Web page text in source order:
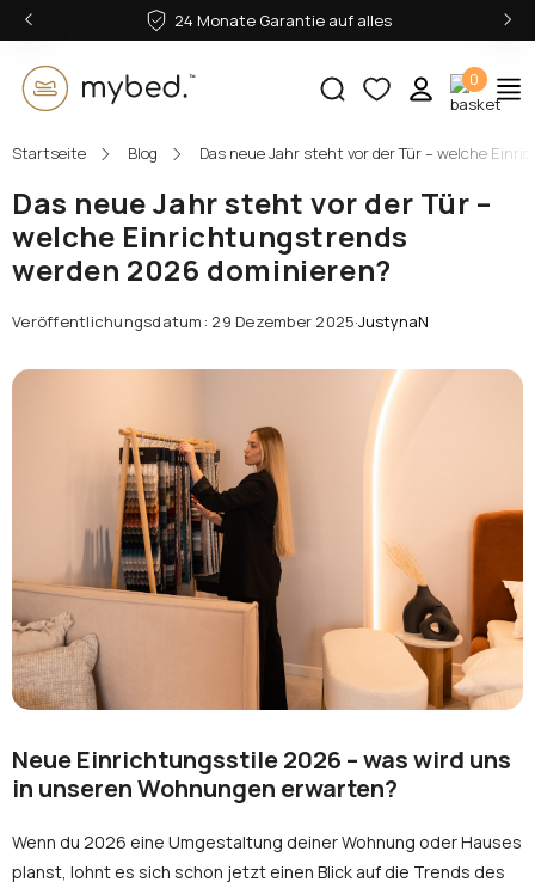
24 Monate Garantie auf alles
‹ ›
0
Startseite Blog Das neue Jahr steht vor der Tür – welche
E-Mail:
Passwort:
Passwort vergessen?
Oder anmelden mit:
Google
Sie haben noch kein Konto?
Konto erstellen
Das neue Jahr steht vor der Tür –
welche Einrichtungstrends
werden 2026 dominieren?
Veröffentlichungsdatum: 29 Dezember 2025·JustynaN
Neue Einrichtungsstile 2026 – was wird uns
in unseren Wohnungen erwarten?
Wenn du 2026 eine Umgestaltung deiner Wohnung oder Hauses
planst, lohnt es sich schon jetzt einen Blick auf die Trends des